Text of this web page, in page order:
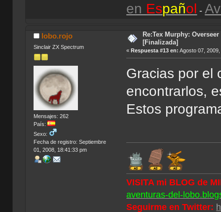
en Español -
lobo.rojo
Sinclair ZX Spectrum
Mensajes: 262
País:
Sexo:
Fecha de registro: Septiembre
01, 2008, 18:41:33 pm
Re:Tex Murphy:
[Finalizada]
«Respuesta #13 en: Agosto 07,
Gracias por el
encontrarlos,
Estos
VISITA mi BLOG de
aventuras-del-
Seguirme en Twitter: